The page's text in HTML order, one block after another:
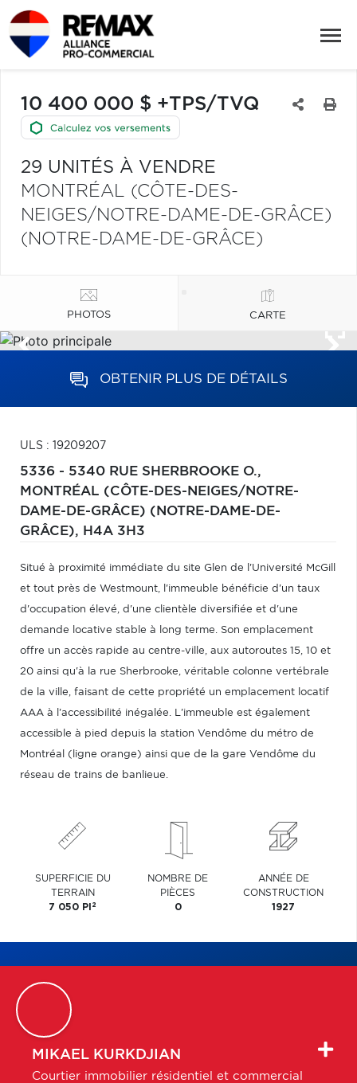
10 400 000 $ +TPS/TVQ
29 UNITÉS À VENDRE
MONTRÉAL (CÔTE-DES-
NEIGES/NOTRE-DAME-DE-GRÂCE)
(NOTRE-DAME-DE-GRÂCE)
PHOTOS CARTE
OBTENIR PLUS DE DÉTAILS
ULS : 19209207
5336 - 5340 RUE SHERBROOKE O.,
MONTRÉAL (CÔTE-DES-NEIGES/NOTRE-
DAME-DE-GRÂCE) (NOTRE-DAME-DE-
GRÂCE), H4A 3H3
Situé à proximité immédiate du site Glen de l'Université McGill
et tout près de Westmount, l'immeuble bénéficie d'un taux
d'occupation élevé, d'une clientèle diversifiée et d'une
demande locative stable à long terme. Son emplacement
offre un accès rapide au centre-ville, aux autoroutes 15, 10 et
20 ainsi qu'à la rue Sherbrooke, véritable colonne vertébrale
de la ville, faisant de cette propriété un emplacement locatif
AAA à l'accessibilité inégalée. L'immeuble est également
accessible à pied depuis la station Vendôme du métro de
Montréal (ligne orange) ainsi que de la gare Vendôme du
réseau de trains de banlieue.
SUPERFICIE DU
TERRAIN
7 050 PI 2
NOMBRE DE
PIÈCES
0
ANNÉE DE
CONSTRUCTION
1927
MIKAEL KURKDJIAN
Courtier immobilier résidentiel et commercial